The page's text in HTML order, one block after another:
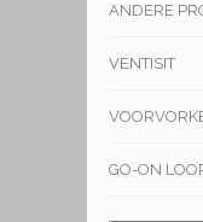
ANDERE
VENTISIT
GO-ON